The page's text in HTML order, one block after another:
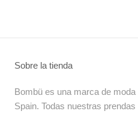
Sobre la tienda
Bombü es una marca de
Spain. Todas nuestras